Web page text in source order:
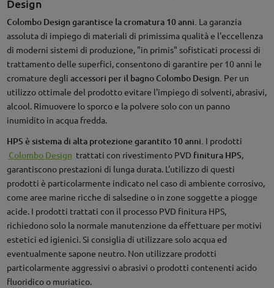
Design
Colombo Design garantisce la cromatura 10 anni. La garanzia
assoluta di impiego di materiali di primissima qualità e l'eccellenza
di moderni sistemi di produzione, "in primis" sofisticati processi di
trattamento delle superfici, consentono di garantire per 10 anni le
cromature degli accessori per il bagno Colombo Design. Per un
utilizzo ottimale del prodotto evitare l'impiego di solventi, abrasivi,
alcool. Rimuovere lo sporco e la polvere solo con un panno
inumidito in acqua fredda.
HPS è sistema di alta protezione garantito 10 anni. I prodotti
Colombo Design trattati con rivestimento PVD finitura HPS,
garantiscono prestazioni di lunga durata. L'utilizzo di questi
prodotti è particolarmente indicato nel caso di ambiente corrosivo,
come aree marine ricche di salsedine o in zone soggette a piogge
acide. I prodotti trattati con il processo PVD finitura HPS,
richiedono solo la normale manutenzione da effettuare per motivi
estetici ed igienici. Si consiglia di utilizzare solo acqua ed
eventualmente sapone neutro. Non utilizzare prodotti
particolarmente aggressivi o abrasivi o prodotti contenenti acido
fluoridico o muriatico.